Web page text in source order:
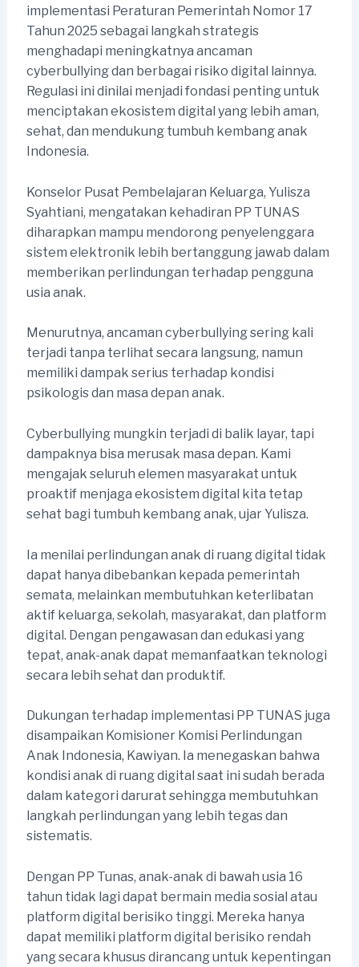
implementasi Peraturan Pemerintah Nomor 17
Tahun 2025 sebagai langkah strategis
menghadapi meningkatnya ancaman
cyberbullying dan berbagai risiko digital lainnya.
Regulasi ini dinilai menjadi fondasi penting untuk
menciptakan ekosistem digital yang lebih aman,
sehat, dan mendukung tumbuh kembang anak
Indonesia.
Konselor Pusat Pembelajaran Keluarga, Yulisza
Syahtiani, mengatakan kehadiran PP TUNAS
diharapkan mampu mendorong penyelenggara
sistem elektronik lebih bertanggung jawab dalam
memberikan perlindungan terhadap pengguna
usia anak.
Menurutnya, ancaman cyberbullying sering kali
terjadi tanpa terlihat secara langsung, namun
memiliki dampak serius terhadap kondisi
psikologis dan masa depan anak.
Cyberbullying mungkin terjadi di balik layar, tapi
dampaknya bisa merusak masa depan. Kami
mengajak seluruh elemen masyarakat untuk
proaktif menjaga ekosistem digital kita tetap
sehat bagi tumbuh kembang anak, ujar Yulisza.
Ia menilai perlindungan anak di ruang digital tidak
dapat hanya dibebankan kepada pemerintah
semata, melainkan membutuhkan keterlibatan
aktif keluarga, sekolah, masyarakat, dan platform
digital. Dengan pengawasan dan edukasi yang
tepat, anak-anak dapat memanfaatkan teknologi
secara lebih sehat dan produktif.
Dukungan terhadap implementasi PP TUNAS juga
disampaikan Komisioner Komisi Perlindungan
Anak Indonesia, Kawiyan. Ia menegaskan bahwa
kondisi anak di ruang digital saat ini sudah berada
dalam kategori darurat sehingga membutuhkan
langkah perlindungan yang lebih tegas dan
sistematis.
Dengan PP Tunas, anak-anak di bawah usia 16
tahun tidak lagi dapat bermain media sosial atau
platform digital berisiko tinggi. Mereka hanya
dapat memiliki platform digital berisiko rendah
yang secara khusus dirancang untuk kepentingan